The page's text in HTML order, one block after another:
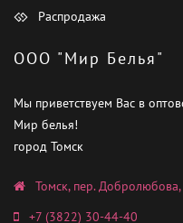
Распродажа
ООО "Мир Белья"
Мы приветствуем Вас в
Мир белья!
город Томск
Томск, пер.
+7 (3822) 30-44-40